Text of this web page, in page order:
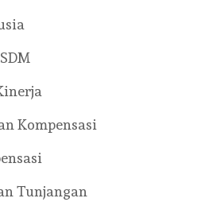
Kompensasi
Tunjangan